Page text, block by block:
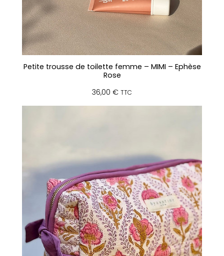
Petite trousse de toilette femme – MIMI – Ephèse
Rose
36,00 € TTC